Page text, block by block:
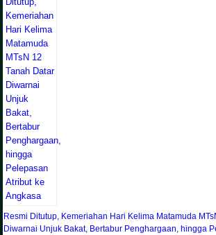
Resmi Ditutup, Kemeriahan Hari Kelima Matamuda
Diwarnai Unjuk Bakat, Bertabur Penghargaan, hingga